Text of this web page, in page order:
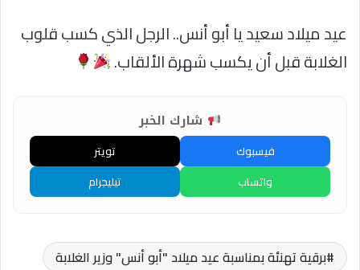
عيد ميلاد سعيد يا أبو أنس.. الرجل الذي كسب قلوب
الغلابة قبل أن يكسب شهرة الألقاب.
شارك الخبر
فيسبوك
تويتر
واتساب
تيليجرام
برقية تهنئة بمناسبة عيد ميلاد "أبو أنس" وزير الغلابة